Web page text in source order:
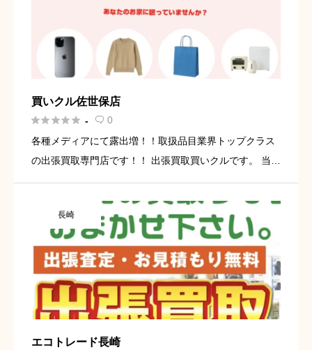
買いクル佐世保店
 -  0
各種メディアにて露出増！！取扱品目業界トップクラス
の出張買取専門店です！！ 出張買取買いクルです。 当店
呼びたい ・フリマサイトで売れなかった商品がある ・不
用品が多い […]
長崎
エコトレード長崎